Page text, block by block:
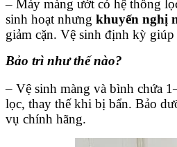
– Máy màng ướt có hệ thống
sinh hoạt nhưng khuyến nghị
giảm cặn. Vệ sinh định kỳ
Bảo trì như thế nào?
– Vệ sinh màng và bình chứa
lọc, thay thế khi bị bẩn. Bảo
vụ chính hãng.